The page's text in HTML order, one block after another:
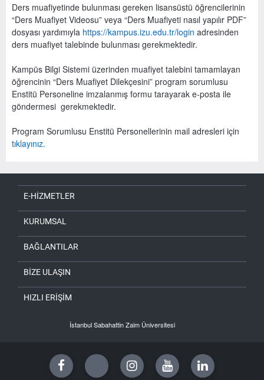
Ders muafiyetinde bulunması gereken lisansüstü öğrencilerinin
“Ders Muafiyet Videosu” veya “Ders Muafiyeti nasıl yapılır PDF”
dosyası yardımıyla https://kampus.izu.edu.tr/login adresinden
ders muafiyet talebinde bulunması gerekmektedir.
Kampüs Bilgi Sistemi üzerinden muafiyet talebini tamamlayan
öğrencinin “Ders Muafiyet Dilekçesini” program sorumlusu
Enstitü Personeline imzalanmış formu tarayarak e-posta ile
göndermesi gerekmektedir.
Program Sorumlusu Enstitü Personellerinin mail adresleri için
tıklayınız.
E-HİZMETLER
KURUMSAL
BAĞLANTILAR
BİZE ULAŞIN
HIZLI ERİŞİM
İstanbul Sabahattin Zaim Üniversitesi